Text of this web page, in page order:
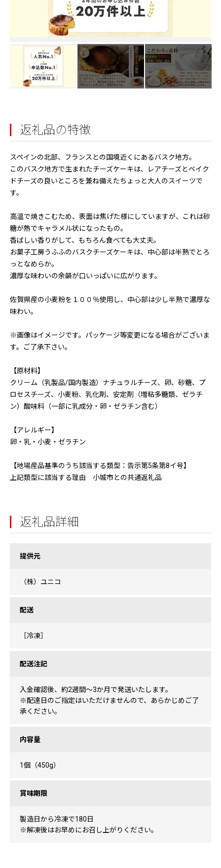
返礼品の特徴
スペインの北部、フランスとの国境近くにあるバスク地方。
このバスク地方で生まれたチーズケーキは、レアチーズとベイク
ドチーズの良いところを兼ね備えたちょっと大人のスイーツで
す。
高温で焼きこむため、表面は焦げた様にしていますが、これは砂
糖が熱でキャラメル状になったもの。
香ばしい香りがして、もちろん食べても大丈夫。
お菓子工房うふふのバスクチーズケーキは、中心部は半熟でとろ
っとなめらか。
濃厚な味わいの余韻が口いっぱいに広がります。
佐賀県産の小麦粉を１００％使用し、中心部は少し半熟で濃厚な
味わい。
※画像はイメージです。パッケージ等変更になる場合がございま
す。ご了承下さい。
【原材料】
クリーム（乳製品/国内製造）ナチュラルチーズ、卵、砂糖、プ
ロセスチーズ、小麦粉、乳化剤、安定剤（増粘多糖類、ゼラチ
ン）酸味料（一部に乳成分・卵・ゼラチン含む）
【アレルギー】
卵・乳・小麦・ゼラチン
【地場産品基準のうち該当する類型：告示第5条第8イ号】
上記類型に該当する理由 小城市との共通返礼品
返礼品詳細
提供元
（株）ユニコ
配送
［冷凍］
配送注記
入金確認後、約2週間〜3か月で発送いたします。
※配達日のご指定はいただけませんので、あらかじめご了
承ください。
内容量
1個（450g）
賞味期限
製造日から冷凍で180日
※解凍後はお早めにお召し上がりください。